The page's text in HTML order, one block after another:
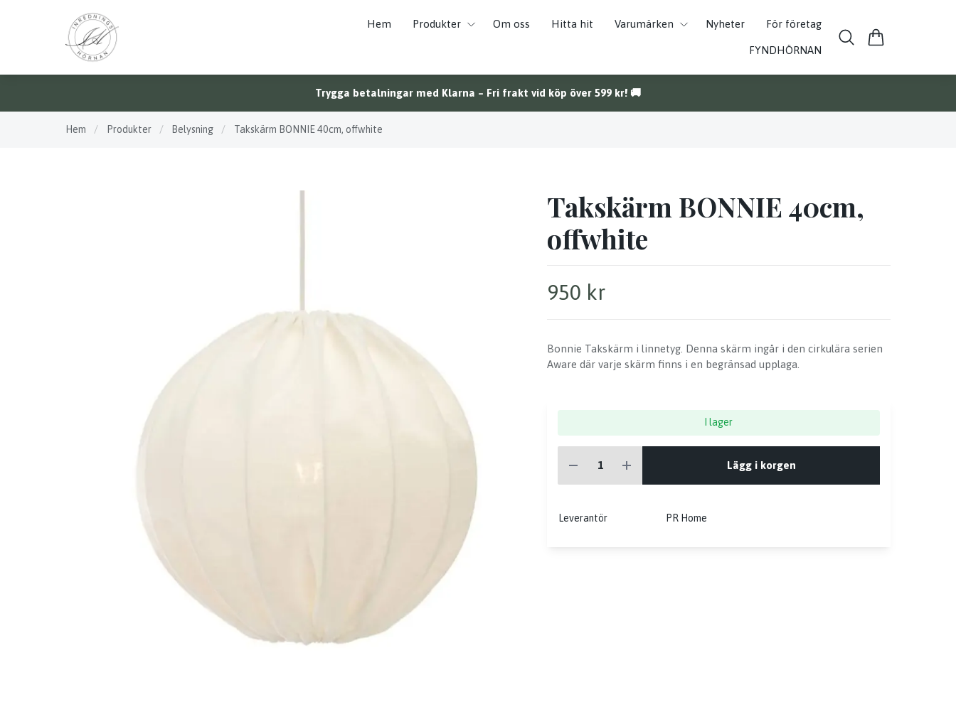
Hem Produkter Om oss Hitta hit Varumärken Nyheter För företag
FYNDHÖRNAN
Trygga betalningar med Klarna – Fri frakt vid köp över 599 kr! 🚚
Hem / Produkter / Belysning / Takskärm BONNIE 40cm, offwhite
Takskärm BONNIE 40cm,
offwhite
950 kr
Bonnie Takskärm i linnetyg. Denna skärm ingår i den cirkulära serien
Aware där varje skärm finns i en begränsad upplaga.
I lager
Lägg i korgen
Leverantör PR Home